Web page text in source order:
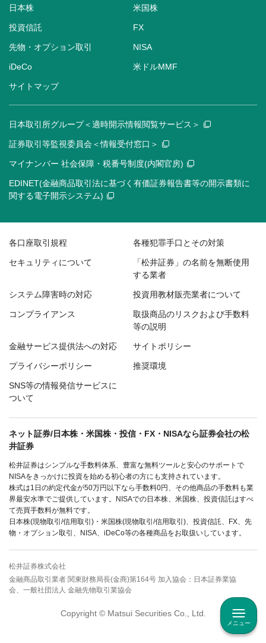
メニュー
日本株 米国株
投資信託 FX
先物・オプション取引 NISA
iDeCo 米ドルMMF
サイトマップ
日本取引所グループ＜適時開示情報閲覧サービス＞
証券取引等監視委員会＜情報受付窓口＞
マイナンバー 社会保障・税番号制度(内閣官房)
EDINET(金融商品取引法に基づく有価証券報告書等の開示書類に
関する電子開示システム)
各口座取引規程 各種犯罪手口とその対策
セキュリティについて
「松井証券」の名前を無断使用
する業者
システム障害時の対応 投資用教材販売業者について
コンプライアンス
取扱商品のリスクおよび手数料
等の説明
金融サービス提供法への対応 サイトポリシー
プライバシーポリシー 推奨環境
SNS等の情報発信サービスに
ついて
ネット証券/日本株・米国株・投信・FX・NISAなら証券会社の松
井証券
松井証券はシンプルな手数料体系、豊富な無料ツールと安心のサポートで
NISAをきっかけに投資を始める初心者の方にも支持されています。
株式は1日の約定代金が50万円以下なら手数料0円、その他商品の手数料も業
界最安水準でご提供しています。NISAでの日本株、米国株、投資信託はすべ
て売買手数料が無料です。
日本株(現物取引/信用取引)・米国株(現物取引/信用取引)、投資信託、FX、先
物・オプション取引、NISA、iDeCo等の各種商品をお取扱いしています。
松井証券株式会社
金融商品取引業者 関東財務局長(金商)第164号 加入協会：日本証券業協
会、一般社団法人 金融先物取引業協会
Copyright © Matsui Securities Co., Ltd.